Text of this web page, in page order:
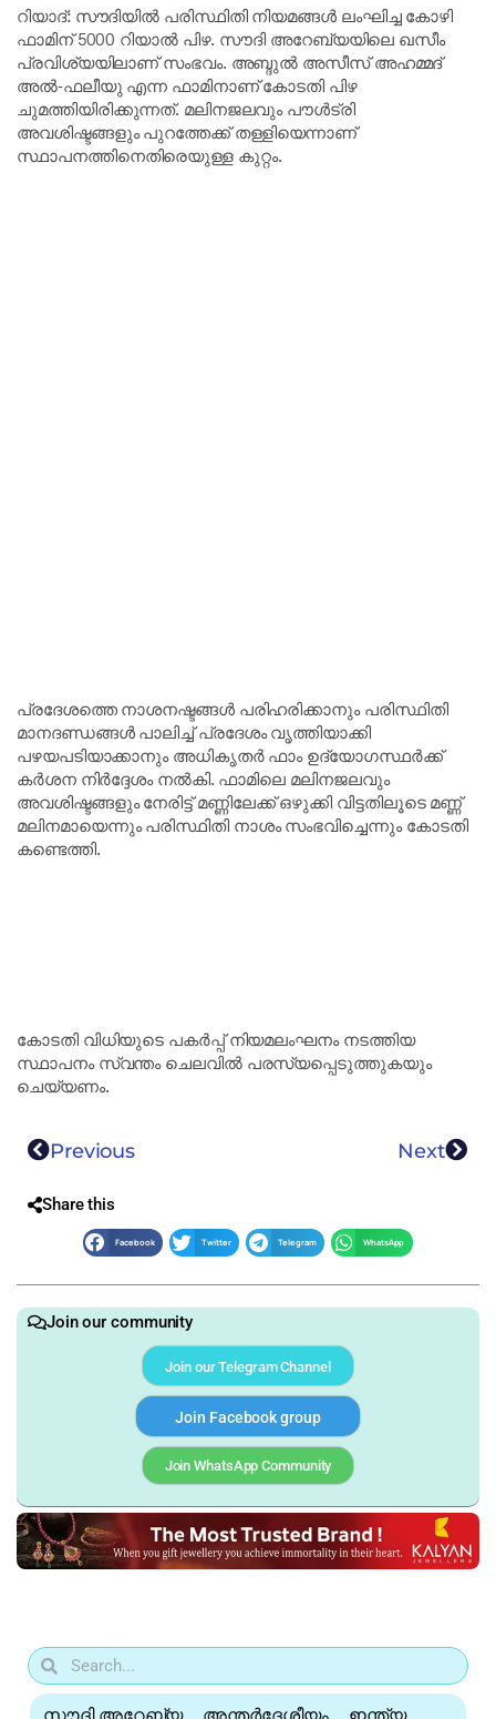
റിയാദ്: സൗദിയിൽ പരിസ്ഥിതി നിയമങ്ങൾ ലംഘിച്ച കോഴി
ഫാമിന് 5000 റിയാൽ പിഴ. സൗദി അറേബ്യയിലെ ഖസീം
പ്രവിശ്യയിലാണ് സംഭവം. അബ്ദുൽ അസീസ് അഹമ്മദ്
അൽ-ഫലീയു എന്ന ഫാമിനാണ് കോടതി പിഴ
ചുമത്തിയിരിക്കുന്നത്. മലിനജലവും പൗൾട്രി
അവശിഷ്ടങ്ങളും പുറത്തേക്ക് തള്ളിയെന്നാണ്
സ്ഥാപനത്തിനെതിരെയുള്ള കുറ്റം.
പ്രദേശത്തെ നാശനഷ്ടങ്ങൾ പരിഹരിക്കാനും പരിസ്ഥിതി
മാനദണ്ഡങ്ങൾ പാലിച്ച് പ്രദേശം വൃത്തിയാക്കി
പഴയപടിയാക്കാനും അധികൃതർ ഫാം ഉദ്യോഗസ്ഥർക്ക്
കർശന നിർദ്ദേശം നൽകി. ഫാമിലെ മലിനജലവും
അവശിഷ്ടങ്ങളും നേരിട്ട് മണ്ണിലേക്ക് ഒഴുക്കി വിട്ടതിലൂടെ മണ്ണ്
മലിനമായെന്നും പരിസ്ഥിതി നാശം സംഭവിച്ചെന്നും കോടതി
കണ്ടെത്തി.
കോടതി വിധിയുടെ പകർപ്പ് നിയമലംഘനം നടത്തിയ
സ്ഥാപനം സ്വന്തം ചെലവിൽ പരസ്യപ്പെടുത്തുകയും
ചെയ്യണം.
Previous Next
Share this
Facebook Twitter Telegram WhatsApp
Join our community
Join our Telegram Channel
Join Facebook group
Join WhatsApp Community